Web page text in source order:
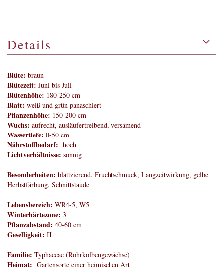
Details
Blüte: braun
Blütezeit: Juni bis Juli
Blütenhöhe: 180-250 cm
Blatt: weiß und grün panaschiert
Pflanzenhöhe: 150-200 cm
Wuchs: aufrecht, ausläufertreibend, versamend
Wassertiefe: 0-50 cm
Nährstoffbedarf: hoch
Lichtverhältnisse: sonnig
Besonderheiten: blattzierend, Fruchtschmuck, Langzeitwirkung, gelbe
Herbstfärbung, Schnittstaude
Lebensbereich: WR4-5, W5
Winterhärtezone: 3
Pflanzabstand: 40-60 cm
Geselligkeit: II
Familie: Typhaceae (Rohrkolbengewächse)
Heimat: Gartensorte einer heimischen Art